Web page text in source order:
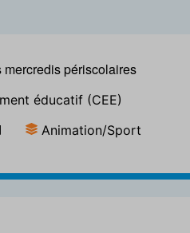
périscolaires
éducatif (CEE)
Animation/Sport